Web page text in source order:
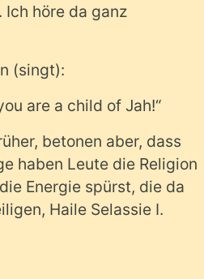
höre da ganz
(singt):
are a child of Jah!“
betonen aber, dass
haben Leute die Religion
Energie spürst, die da
Haile Selassie I.